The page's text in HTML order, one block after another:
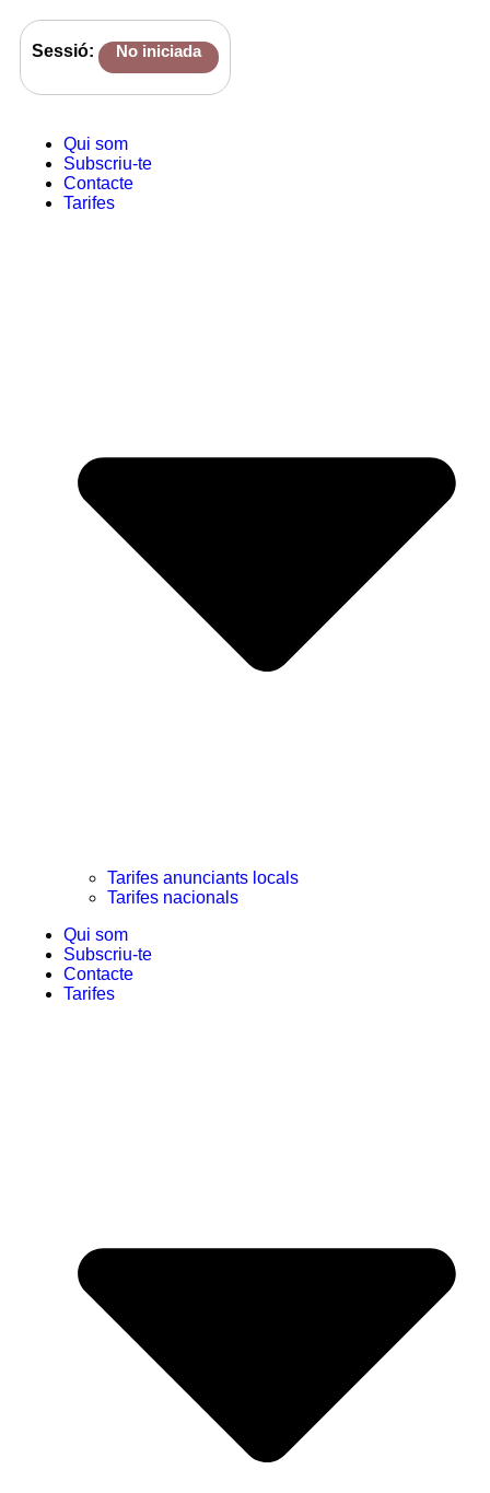
Sessió: No iniciada
Qui som
Subscriu-te
Contacte
Tarifes
Tarifes anunciants locals
Tarifes nacionals
Qui som
Subscriu-te
Contacte
Tarifes